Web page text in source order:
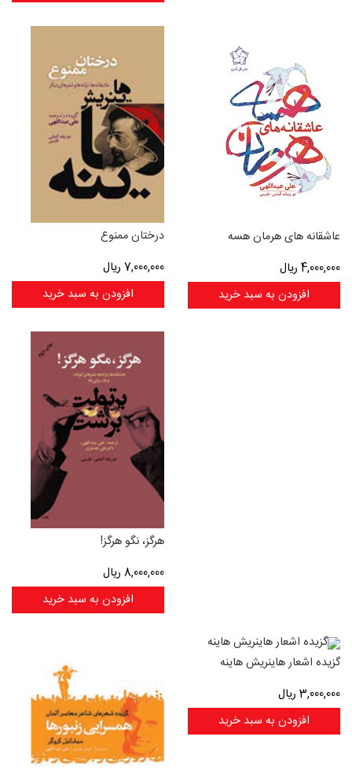
عاشقانه های هرمان هسه
4,000,000 ریال
افزودن به سبد خرید
درختان ممنوع
7,000,000 ریال
افزودن به سبد خرید
هرگز، نگو هرگز!
8,000,000 ریال
افزودن به سبد خرید
گزیده اشعار هاینریش هاینه
3,000,000 ریال
افزودن به سبد خرید